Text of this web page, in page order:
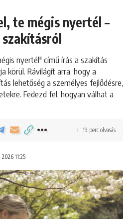
te mégis nyertél –
nyertél" című írás a szakítás
körül. Rávilágít arra, hogy a
lehetőség a személyes fejlődésre,
Fedezd fel, hogyan válhat a
11:25
19 perc olvasás